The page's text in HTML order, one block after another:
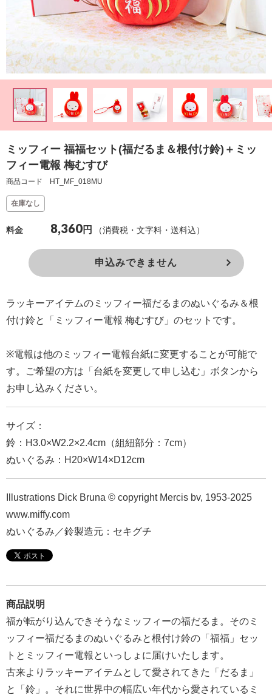
ご
注
文
内
の
認
員
利
用
イ
ド
電
マ
ニ
ア
Q&A
文
集
例
結
ミッフィー 福福セット(福だるま＆根付け鈴)＋ミッ
フィー電報 梅むすび
商品コード HT_MF_018MU
在庫なし
料金 8,360円 （消費税・文字料・送料込）
申込みできません
ラッキーアイテムのミッフィー福だるまのぬいぐるみ＆根
付け鈴と「ミッフィー電報 梅むすび」のセットです。
※電報は他のミッフィー電報台紙に変更することが可能で
す。ご希望の方は「台紙を変更して申し込む」ボタンから
お申し込みください。
サイズ：
鈴：H3.0×W2.2×2.4cm（組紐部分：7cm）
ぬいぐるみ：H20×W14×D12cm
Illustrations Dick Bruna © copyright Mercis bv, 1953-2025
www.miffy.com
ぬいぐるみ／鈴製造元：セキグチ
商品説明
福が転がり込んできそうなミッフィーの福だるま。そのミ
ッフィー福だるまのぬいぐるみと根付け鈴の「福福」セッ
トとミッフィー電報といっしょに届けいたします。
古来よりラッキーアイテムとして愛されてきた「だるま」
と「鈴」。それに世界中の幅広い年代から愛されているミ